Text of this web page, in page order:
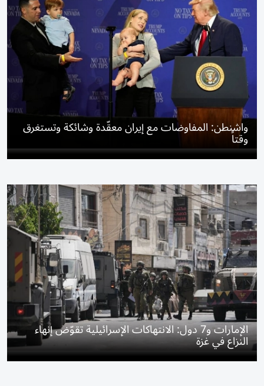
واشنطن: المفاوضات مع إيران معقّدة وشائكة وتستغرق
وقتاً
الإمارات و7 دول: الانتهاكات الإسرائيلية تقوّض إنهاء
النزاع في غزة